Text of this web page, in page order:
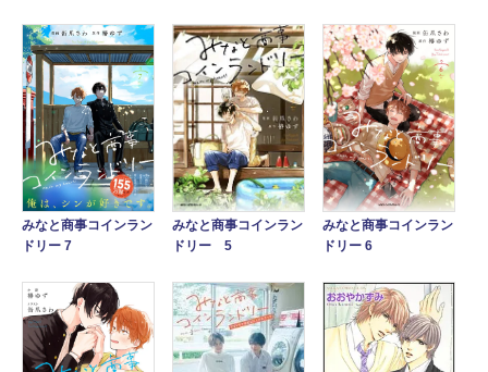
みなと商事コインラン
ドリー 7
みなと商事コインラン
ドリー 5
みなと商事コインラン
ドリー 6